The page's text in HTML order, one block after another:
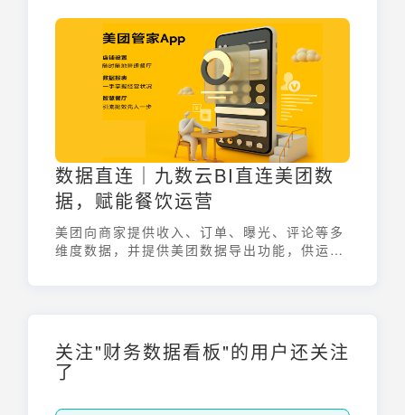
数据直连｜九数云BI直连美团数
据，赋能餐饮运营
美团向商家提供收入、订单、曝光、评论等多
维度数据，并提供美团数据导出功能，供运营
关注"财务数据看板"的用户还关注
了